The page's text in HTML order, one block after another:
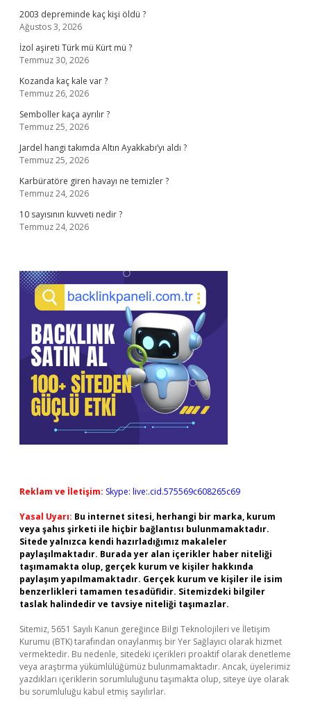
2003 depreminde kaç kişi öldü ?
Ağustos 3, 2026
İzol aşireti Türk mü Kürt mü ?
Temmuz 30, 2026
Kozanda kaç kale var ?
Temmuz 26, 2026
Semboller kaça ayrılır ?
Temmuz 25, 2026
Jardel hangi takımda Altın Ayakkabı’yı aldı ?
Temmuz 25, 2026
Karbüratöre giren havayı ne temizler ?
Temmuz 24, 2026
10 sayısının kuvveti nedir ?
Temmuz 24, 2026
Reklam ve İletişim: Skype: live:.cid.575569c608265c69
Yasal Uyarı: Bu internet sitesi, herhangi bir marka, kurum
veya şahıs şirketi ile hiçbir bağlantısı bulunmamaktadır.
Sitede yalnızca kendi hazırladığımız makaleler
paylaşılmaktadır. Burada yer alan içerikler haber niteliği
taşımamakta olup, gerçek kurum ve kişiler hakkında
paylaşım yapılmamaktadır. Gerçek kurum ve kişiler ile isim
benzerlikleri tamamen tesadüfidir. Sitemizdeki bilgiler
taslak halindedir ve tavsiye niteliği taşımazlar.
Sitemiz, 5651 Sayılı Kanun gereğince Bilgi Teknolojileri ve İletişim
Kurumu (BTK) tarafından onaylanmış bir Yer Sağlayıcı olarak hizmet
vermektedir. Bu nedenle, sitedeki içerikleri proaktif olarak denetleme
veya araştırma yükümlülüğümüz bulunmamaktadır. Ancak, üyelerimiz
yazdıkları içeriklerin sorumluluğunu taşımakta olup, siteye üye olarak
bu sorumluluğu kabul etmiş sayılırlar.